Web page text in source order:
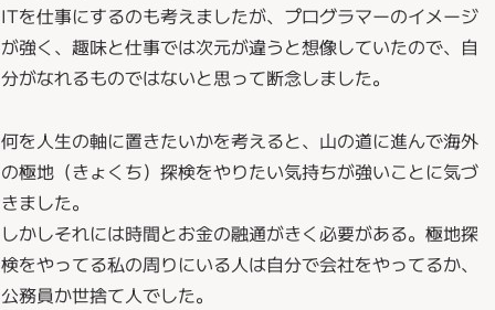
ITを仕事にするのも考えましたが、プログラマーのイメージ
が強く、趣味と仕事では次元が違うと想像していたので、自
分がなれるものではないと思って断念しました。
何を人生の軸に置きたいかを考えると、山の道に進んで海外
の極地（きょくち）探検をやりたい気持ちが強いことに気づ
きました。
しかしそれには時間とお金の融通がきく必要がある。極地探
検をやってる私の周りにいる人は自分で会社をやってるか、
公務員か世捨て人でした。